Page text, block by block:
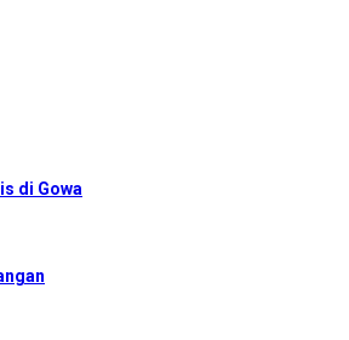
di Gowa